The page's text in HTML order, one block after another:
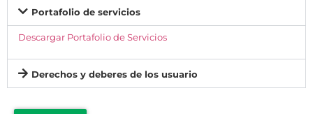
Portafolio de servicios
Descargar Portafolio de Servicios
Derechos y deberes de los usuario